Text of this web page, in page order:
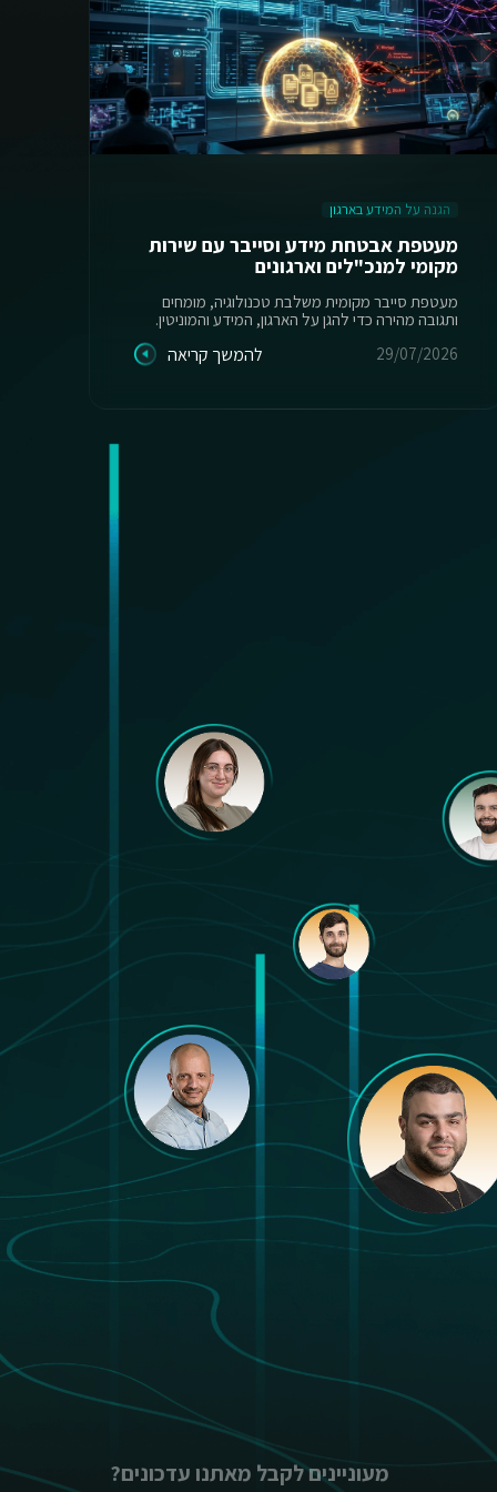
הגנה על המידע בארגון
מעטפת אבטחת מידע וסייבר עם שירות
מקומי למנכ"לים וארגונים
מעטפת סייבר מקומית משלבת טכנולוגיה, מומחים
ותגובה מהירה כדי להגן על הארגון, המידע והמוניטין.
29/07/2026
להמשך קריאה
מעוניינים לקבל מאתנו עדכונים?